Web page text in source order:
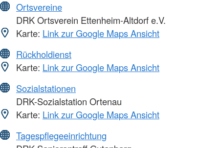
Ortsvereine
DRK Ortsverein Ettenheim-Altdorf e.V.
Karte: Link zur Google Maps Ansicht
Rückholdienst
Karte: Link zur Google Maps Ansicht
Sozialstationen
DRK-Sozialstation Ortenau
Karte: Link zur Google Maps Ansicht
Tagespflegeeinrichtung